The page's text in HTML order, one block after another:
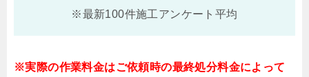
※最新100件施工アンケート平均
※実際の作業料金はご依頼時の最終処分料金によって